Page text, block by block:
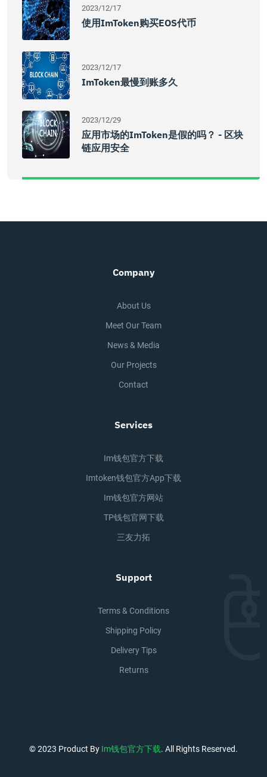
2023/12/17
使用imToken购买EOS代币
2023/12/17
ImToken最慢到账多久
2023/12/29
应用市场的imToken是假的吗？ - 区块
链应用安全
Company
About Us
Meet Our Team
News & Media
Our Projects
Contact
Services
Im钱包官方下载
Imtoken钱包官方app下载
Im钱包官方网站
TP钱包官网下载
三友力拓
Support
Terms & Conditions
Shipping Policy
Delivery Tips
Returns
© 2023 Product By Im钱包官方下载. All Rights Reserved.